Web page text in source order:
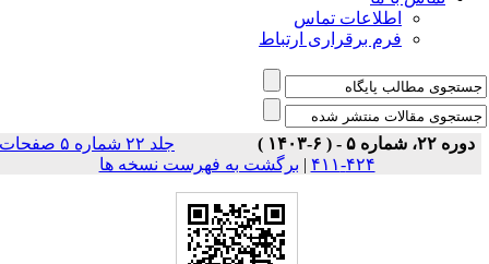
اطلاعات تماس
فرم برقراری ارتباط
دوره ۲۲، شماره ۵ - ( ۶-۱۴۰۳ )
جلد ۲۲ شماره ۵ صفحات
۴۲۴-۴۱۱
|برگشت به فهرست نسخه ها